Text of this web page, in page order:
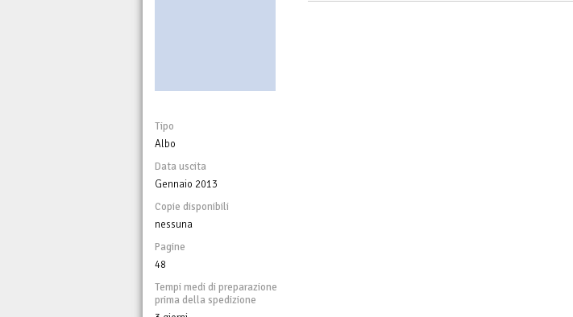
Tipo
Albo
Data uscita
Gennaio 2013
Copie disponibili
nessuna
Pagine
48
Tempi medi di preparazione
prima della spedizione